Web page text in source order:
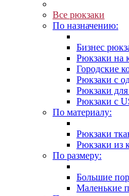
Все рюкзаки
По назначению:
Бизнес
Рюкзаки на
Городские
Рюкзаки с
Рюкзаки для
Рюкзаки с
По материалу:
Рюкзаки
Рюкзаки из
По размеру:
Большие
Маленькие